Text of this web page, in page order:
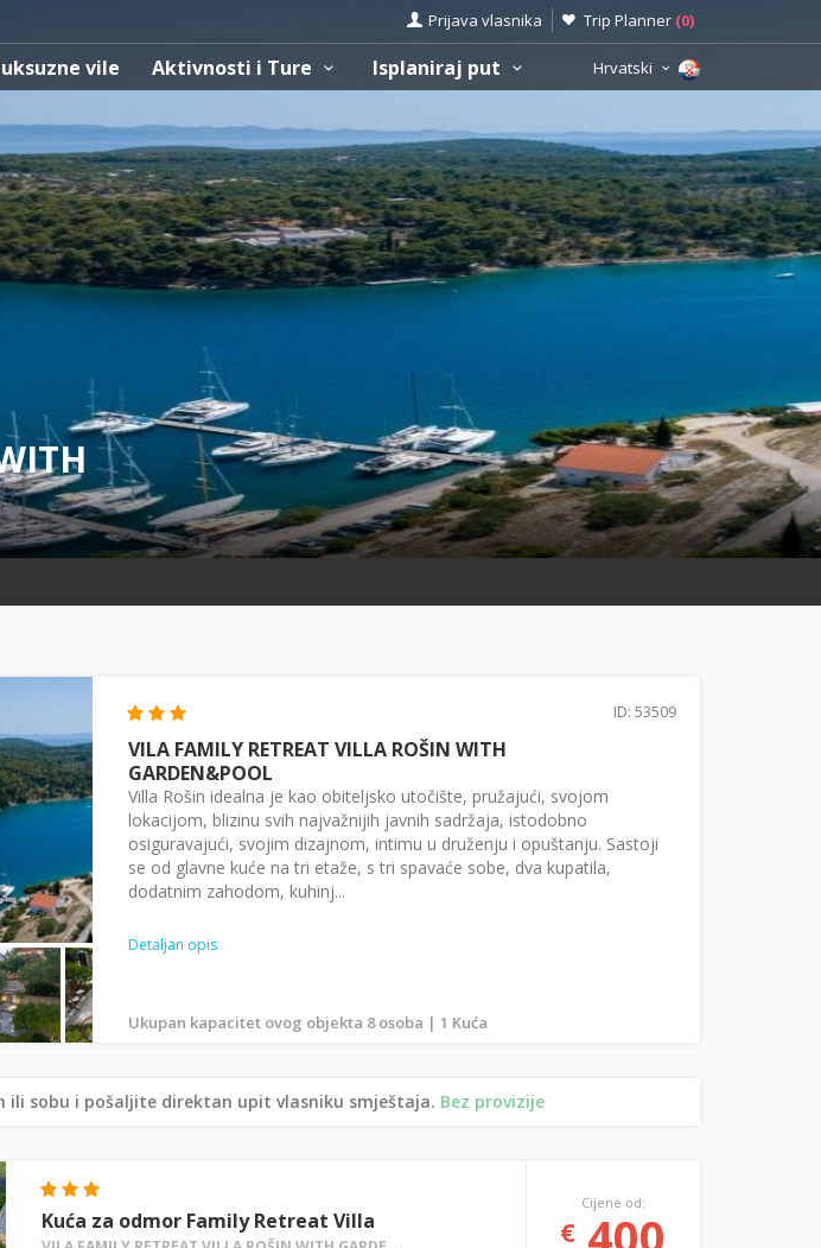
Prijava vlasnika Trip Planner (0)
vile Aktivnosti i Ture Isplaniraj put Hrvatski
ID: 53509
VILA FAMILY RETREAT VILLA ROŠIN WITH
GARDEN&POOL
Villa Rošin idealna je kao obiteljsko utočište, pružajući, svojom
lokacijom, blizinu svih najvažnijih javnih sadržaja, istodobno
osiguravajući, svojim dizajnom, intimu u druženju i opuštanju. Sastoji
se od glavne kuće na tri etaže, s tri spavaće sobe, dva kupatila,
dodatnim zahodom, kuhinj...
Detaljan opis
Ukupan kapacitet ovog objekta 8 osoba | 1 Kuća
ili sobu i pošaljite direktan upit vlasniku smještaja. Bez provizije
Kuća za odmor Family Retreat Villa
Cijene od:
€